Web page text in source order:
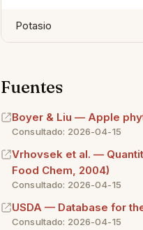
Potasio
Fuentes
Boyer & Liu — Apple
Consultado: 2026-04-15
Vrhovsek et al. —
Food Chem, 2004)
Consultado: 2026-04-15
USDA — Database for
Consultado: 2026-04-15